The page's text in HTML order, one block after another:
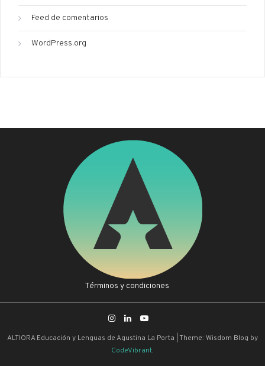
Feed de comentarios
WordPress.org
Términos y condiciones
ALTIORA Educación y Lenguas de Agustina La Porta Theme: Wisdom Blog by
CodeVibrant.